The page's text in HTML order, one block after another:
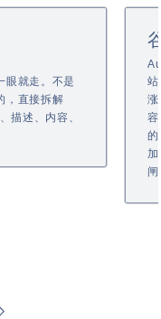
眼就走。不是
，直接拆解
述、内容、
站
涨
容
的
加